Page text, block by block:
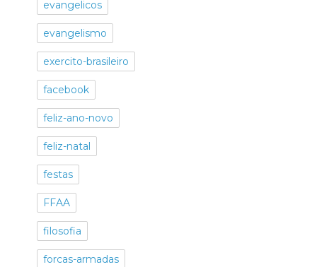
evangelicos
evangelismo
exercito-brasileiro
facebook
feliz-ano-novo
feliz-natal
festas
FFAA
filosofia
forcas-armadas